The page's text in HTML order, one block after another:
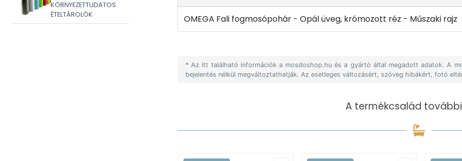
KÖRNYEZETTUDATOS
ÉTELTÁROLÓK
OMEGA Fali fogmosópohár - Opál üveg, krómozott réz - Műszaki rajz
* Az itt található információk a mosdoshop.hu és a gyártó által megadott adatok. A
bejelentés nélkül megváltoztathatják. Az esetleges változásért, szöveg hibákért, fotó
A termékcsalád